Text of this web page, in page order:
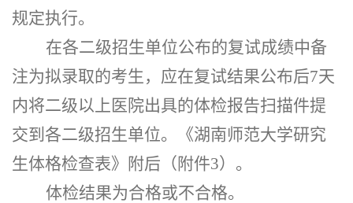
规定执行。
在各二级招生单位公布的复试成绩中备
注为拟录取的考生，应在复试结果公布后7天
内将二级以上医院出具的体检报告扫描件提
交到各二级招生单位。《湖南师范大学研究
生体格检查表》附后（附件3）。
体检结果为合格或不合格。